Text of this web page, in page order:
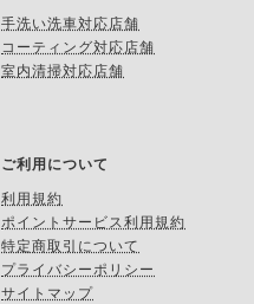
手洗い洗車対応店舗
コーティング対応店舗
室内清掃対応店舗
ご利用について
利用規約
ポイントサービス利用規約
特定商取引について
プライバシーポリシー
サイトマップ